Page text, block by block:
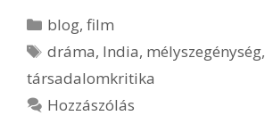
Kategória
blog,film
Címkék
dráma, India, mélyszegénység,
társadalomkritika
Hozzászólás